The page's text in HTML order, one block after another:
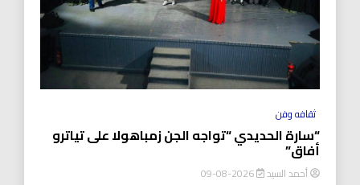
ثقافه وفن
“سارة الحديدي “تواجه الجن زمباهولا على تياترو
أفاق”
أحمد السيد 2026-08-09